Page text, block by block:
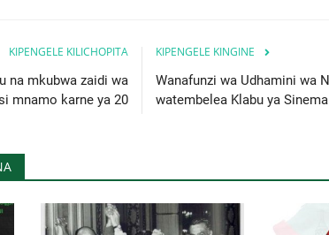
KIPENGELE KILICHOPITA
na mkubwa zaidi wa
mnamo karne ya 20
KIPENGELE KINGINE
Wanafunzi wa Udhamini wa
watembelea Klabu ya